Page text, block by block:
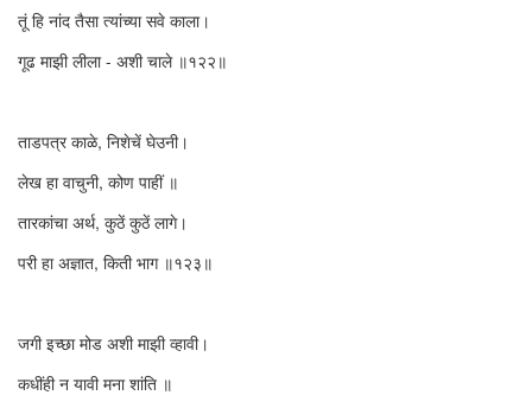
तूं हि नांद तैसा त्यांच्या सवे काला।
गूढ माझी लीला - अशी चाले ॥१२२॥
ताडपत्र काळे, निशेचें घेउनी।
लेख हा वाचुनी, कोण पाहीं ॥
तारकांचा अर्थ, कुठें कुठें लागे।
परी हा अज्ञात, किती भाग ॥१२३॥
जगी इच्छा मोड अशी माझी व्हावी।
कधींही न यावी मना शांति ॥